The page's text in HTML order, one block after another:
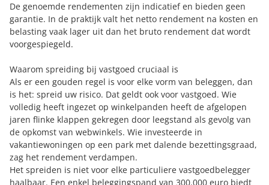
De genoemde rendementen zijn indicatief en bieden geen
garantie. In de praktijk valt het netto rendement na kosten en
belasting vaak lager uit dan het bruto rendement dat wordt
voorgespiegeld.
Waarom spreiding bij vastgoed cruciaal is
Als er een gouden regel is voor elke vorm van beleggen, dan
is het: spreid uw risico. Dat geldt ook voor vastgoed. Wie
volledig heeft ingezet op winkelpanden heeft de afgelopen
jaren flinke klappen gekregen door leegstand als gevolg van
de opkomst van webwinkels. Wie investeerde in
vakantiewoningen op een park met dalende bezettingsgraad,
zag het rendement verdampen.
Het spreiden is niet voor elke particuliere vastgoedbelegger
haalbaar. Een enkel beleggingspand van 300.000 euro biedt